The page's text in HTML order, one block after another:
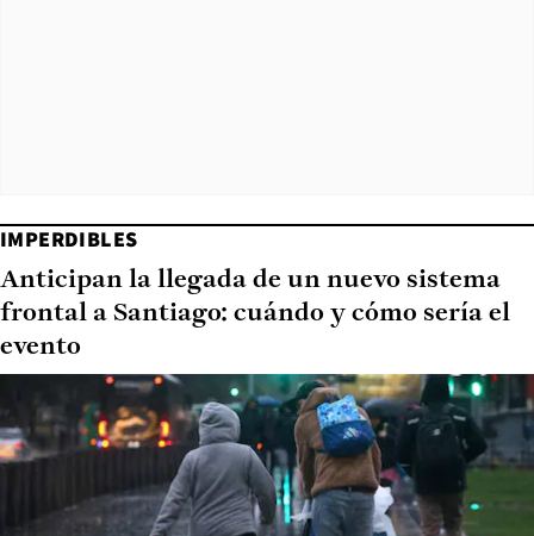
IMPERDIBLES
Anticipan la llegada de un nuevo sistema
frontal a Santiago: cuándo y cómo sería el
evento